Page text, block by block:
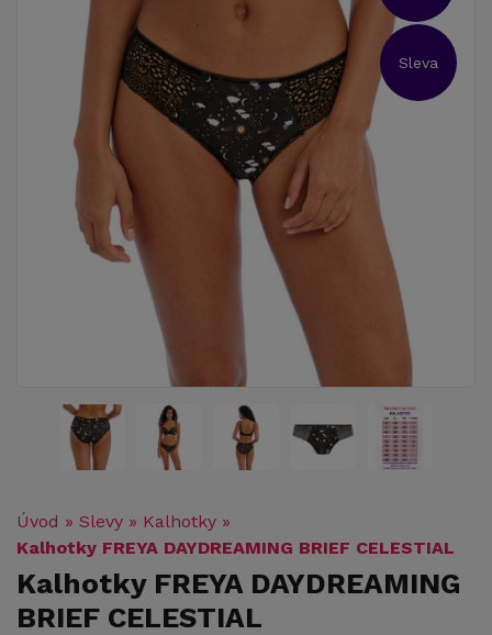
Sleva
Úvod » Slevy » Kalhotky »
Kalhotky FREYA DAYDREAMING BRIEF CELESTIAL
Kalhotky FREYA DAYDREAMING
BRIEF CELESTIAL